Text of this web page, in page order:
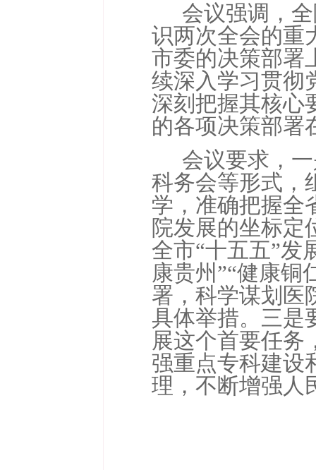
会议强调，
识两次全会的重
市委的决策部署
续深入学习贯彻
深刻把握其核心
的各项决策部署
会议要求，一
科务会等形式，
学，准确把握全
院发展的坐标定
全市“十五五”发
康贵州”“健康铜
署，科学谋划医
具体举措。三是
展这个首要任务
强重点专科建设
理，不断增强人